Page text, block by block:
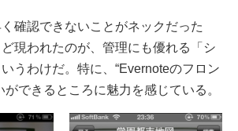
確認できないことがネックだった
現われたのが、管理にも優れる「シ
うわけだ。特に、“Evernoteのフロン
ができるところに魅力を感じている。